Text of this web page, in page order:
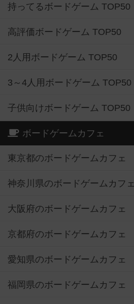
持ってるボードゲーム TOP50
高評価ボードゲーム TOP50
2人用ボードゲーム TOP50
3～4人用ボードゲーム TOP50
子供向けボードゲーム TOP50
ボードゲームカフェ
東京都のボードゲームカフェ
神奈川県のボードゲームカフェ
大阪府のボードゲームカフェ
京都府のボードゲームカフェ
愛知県のボードゲームカフェ
福岡県のボードゲームカフェ